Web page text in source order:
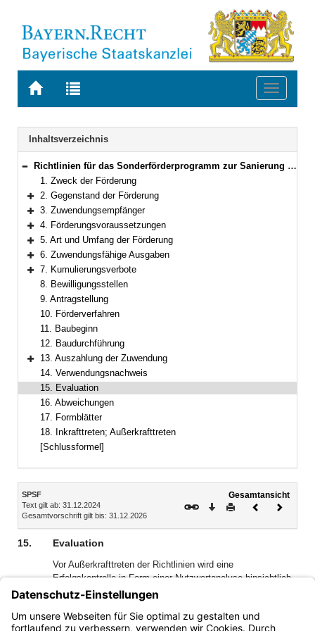
Zur
BAYERN.RECHT
Zur
letzten
Suche
Toggle
Navigation
Inhaltsverzeichnis
Bereich reduzieren
Richtlinien für das Sonderförderprogramm zur Sanierung kommunaler Schwimmbäder in Bayern
1. Zweck der Förderung
Bereich erweitern
2. Gegenstand der Förderung
Bereich erweitern
3. Zuwendungsempfänger
Bereich erweitern
4. Förderungsvoraussetzungen
Bereich erweitern
5. Art und Umfang der Förderung
Bereich erweitern
6. Zuwendungsfähige Ausgaben
Bereich erweitern
7. Kumulierungsverbote
8. Bewilligungsstellen
9. Antragstellung
10. Förderverfahren
11. Baubeginn
12. Baudurchführung
Bereich erweitern
13. Auszahlung der Zuwendung
14. Verwendungsnachweis
15. Evaluation
16. Abweichungen
17. Formblätter
18. Inkrafttreten; Außerkrafttreten
[Schlussformel]
Inhalt
SPSF
Text gilt ab: 31.12.2024
Gesamtvorschrift gilt bis: 31.12.2026
Gesamtansicht
Download
DruckenVorheriges
15. Evaluation
Vor Außerkrafttreten der Richtlinien wird eine
Erfolgskontrolle in Form einer Nutzwertanalyse hinsichtlich
der Wirkung in Abhängigkeit der eingesetzten
Haushaltsmittel durchgeführt, welche als
Entscheidungsgrundlage für die Fortschreibung und etwaige